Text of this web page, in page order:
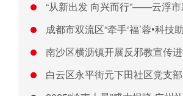
成都市双流区“牵手‘福’蓉•科技
南沙区横沥镇开展反邪教宣传